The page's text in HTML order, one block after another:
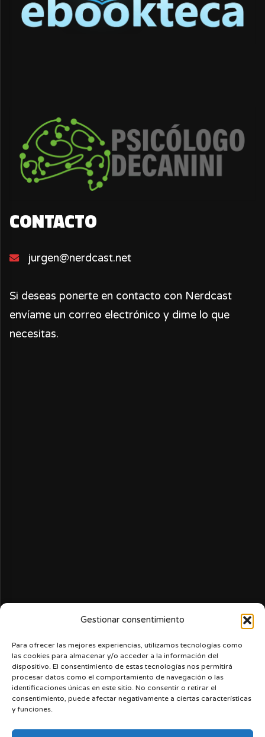
Gestionar consentimiento
Para ofrecer las mejores experiencias, utilizamos tecnologías como
las cookies para almacenar y/o acceder a la información del
dispositivo. El consentimiento de estas tecnologías nos permitirá
procesar datos como el comportamiento de navegación o las
identificaciones únicas en este sitio. No consentir o retirar el
consentimiento, puede afectar negativamente a ciertas características
y funciones.
CONTACTO
jurgen@nerdcast.net
Si deseas ponerte en contacto con Nerdcast
envíame un correo electrónico y dime lo que
necesitas.